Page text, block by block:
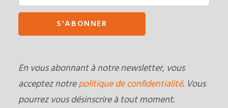
En vous abonnant à notre newsletter, vous
acceptez notrepolitique de confidentialité. Vous
pourrez vous désinscrire à tout moment.